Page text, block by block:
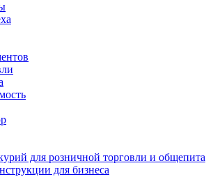
для розничной торговли и общепита
для бизнеса